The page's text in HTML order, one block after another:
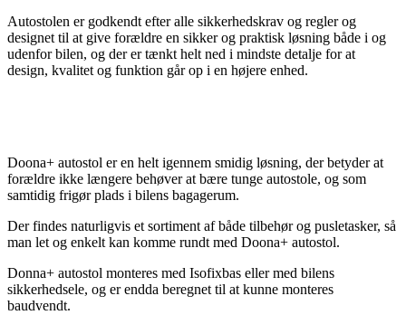
Autostolen er godkendt efter alle sikkerhedskrav og regler og
designet til at give forældre en sikker og praktisk løsning både i og
udenfor bilen, og der er tænkt helt ned i mindste detalje for at
design, kvalitet og funktion går op i en højere enhed.
Doona+ autostol er en helt igennem smidig løsning, der betyder at
forældre ikke længere behøver at bære tunge autostole, og som
samtidig frigør plads i bilens bagagerum.
Der findes naturligvis et sortiment af både tilbehør og pusletasker, så
man let og enkelt kan komme rundt med Doona+ autostol.
Donna+ autostol monteres med Isofixbas eller med bilens
sikkerhedsele, og er endda beregnet til at kunne monteres
baudvendt.